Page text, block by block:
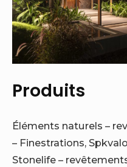
Produits
Éléments naturels –
– Finestrations, Spkvalo
Stonelife –